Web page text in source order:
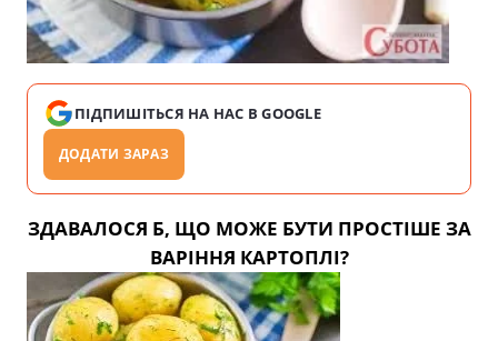
ПІДПИШІТЬСЯ НА НАС В GOOGLE
ДОДАТИ ЗАРАЗ
ЗДАВАЛОСЯ Б, ЩО МОЖЕ БУТИ ПРОСТІШЕ ЗА
ВАРІННЯ КАРТОПЛІ?